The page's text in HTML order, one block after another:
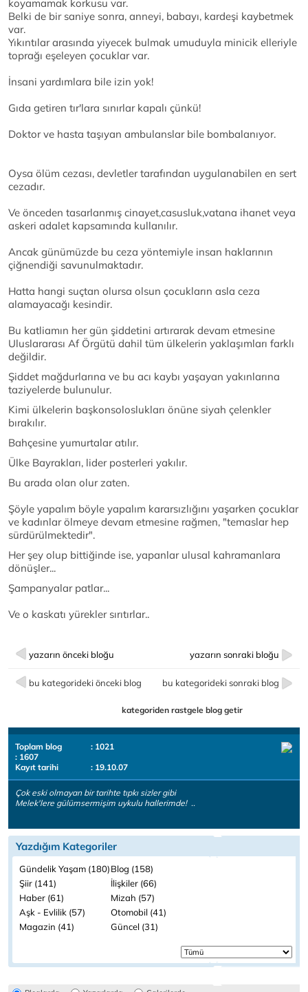
koyamamak korkusu var.
Belki de bir saniye sonra, anneyi, babayı, kardeşi kaybetmek
var.
Yıkıntılar arasında yiyecek bulmak umuduyla minicik elleriyle
toprağı eşeleyen çocuklar var.
İnsani yardımlara bile izin yok!
Gıda getiren tır'lara sınırlar kapalı çünkü!
Doktor ve hasta taşıyan ambulanslar bile bombalanıyor.
Oysa ölüm cezası, devletler tarafından uygulanabilen en sert
cezadır.
Ve önceden tasarlanmış cinayet,casusluk,vatana ihanet veya
askeri adalet kapsamında kullanılır.
Ancak günümüzde bu ceza yöntemiyle insan haklarının
çiğnendiği savunulmaktadır.
Hatta hangi suçtan olursa olsun çocukların asla ceza
alamayacağı kesindir.
Bu katliamın her gün şiddetini artırarak devam etmesine
Uluslararası Af Örgütü dahil tüm ülkelerin yaklaşımları farklı
değildir.
Şiddet mağdurlarına ve bu acı kaybı yaşayan yakınlarına
taziyelerde bulunulur.
Kimi ülkelerin başkonsoloslukları önüne siyah çelenkler
bırakılır.
Bahçesine yumurtalar atılır.
Ülke Bayrakları, lider posterleri yakılır.
Bu arada olan olur zaten.
Şöyle yapalım böyle yapalım kararsızlığını yaşarken çocuklar
ve kadınlar ölmeye devam etmesine rağmen, "temaslar hep
sürdürülmektedir".
Her şey olup bittiğinde ise, yapanlar ulusal kahramanlara
dönüşler...
Şampanyalar patlar...
Ve o kaskatı yürekler sırıtırlar..
yazarın önceki bloğu yazarın sonraki bloğu
bu kategorideki önceki blog bu kategorideki sonraki blog
kategoriden rastgele blog getir
Toplam blog
: 1021
: 1607
Kayıt tarihi
: 19.10.07
Çok eski olmayan bir tarihte tıpkı sizler gibi
Melek'lere gülümsermişim uykulu hallerimde! ..
Yazdığım Kategoriler
Gündelik Yaşam (180)Blog (158)
Şiir (141)
İlişkiler (66)
Haber (61)
Mizah (57)
Aşk - Evlilik (57)
Otomobil (41)
Magazin (41)
Güncel (31)